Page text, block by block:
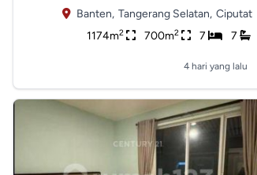
Banten, Tangerang Selatan, Ciputat
1174m2 700m2 7 7
4 hari yang lalu